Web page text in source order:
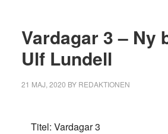
Vardagar 3 – Ny
Ulf Lundell
21 MAJ, 2020 BY REDAKTIONEN
Titel: Vardagar 3